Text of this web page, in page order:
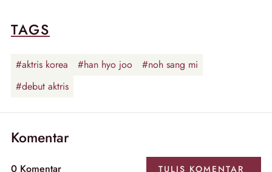
TAGS
#aktris korea #han hyo joo
#noh sang mi
#debut aktris
Komentar
0 Komentar TULIS KOMENTAR